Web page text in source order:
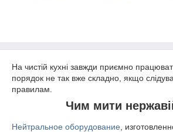
На чистій кухні завжди приємно
порядок не так вже складно, якщо
правилам.
Чим мити
Нейтральное оборудование ,